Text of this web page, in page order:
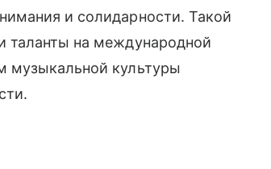
и солидарности. Такой
таланты на международной
музыкальной культуры